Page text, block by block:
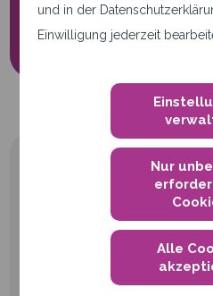
und in der
Einwilligung jederzeit
Nur
Alle
Cookie-
qwertiko GmbH
Waldstraße 41-43